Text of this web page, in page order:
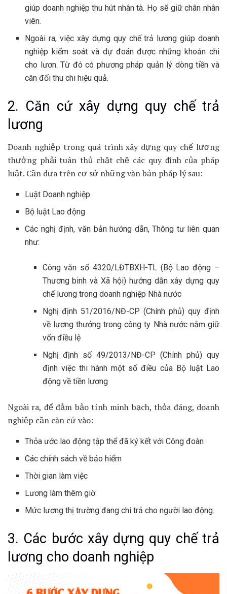
giúp doanh nghiệp thu hút nhân tà. Họ sẽ giữ chân nhân
viên.
Ngoài ra, việc xây dựng quy chế trả lương giúp doanh
nghiệp kiểm soát và dự đoán được những khoản chi
cho lươn. Từ đó có phương pháp quản lý dòng tiền và
cân đối thu chi hiệu quả.
2. Căn cứ xây dựng quy chế trả
lương
Doanh nghiệp trong quá trình xây dựng quy chế lương
thưởng phải tuân thủ chặt chẽ các quy định của pháp
luật. Cần dựa trên cơ sở những văn bản pháp lý sau:
Luật Doanh nghiệp
Bộ luật Lao động
Các nghị định, văn bản hướng dẫn, Thông tư liên quan
như:
Công văn số 4320/LĐTBXH-TL (Bộ Lao động –
Thương binh và Xã hội) hướng dẫn xây dựng quy
chế lương trong doanh nghiệp Nhà nước
Nghị định 51/2016/NĐ-CP (Chính phủ) quy định
về lương thưởng trong công ty Nhà nước nắm giữ
vốn điều lệ
Nghị định số 49/2013/NĐ-CP (Chính phủ) quy
định việc thi hành một số điều của Bộ luật Lao
động về tiền lương
Ngoài ra, để đảm bảo tính minh bạch, thỏa đáng, doanh
nghiệp cần căn cứ vào:
Thỏa ước lao động tập thể đã ký kết với Công đoàn
Các chính sách về bảo hiểm
Thời gian làm việc
Lương làm thêm giờ
Mức lương thị trường đang chi trả cho người lao động.
3. Các bước xây dựng quy chế trả
lương cho doanh nghiệp